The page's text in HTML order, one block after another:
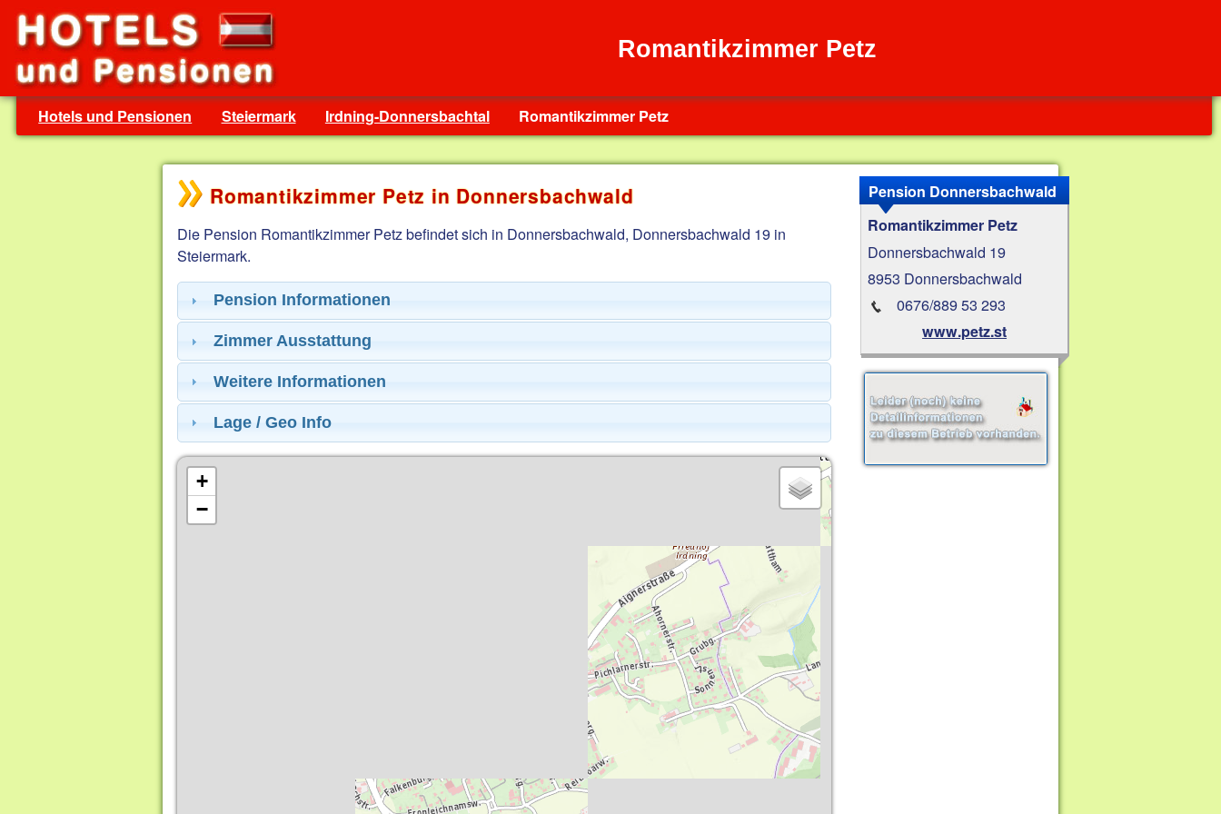
Romantikzimmer Petz
Hotels und Pensionen Steiermark Irdning-Donnersbachtal Romantikzimmer Petz
Romantikzimmer Petz in Donnersbachwald
Die Pension Romantikzimmer Petz befindet sich in Donnersbachwald, Donnersbachwald 19 in
Steiermark.
Pension Informationen
Zimmer Ausstattung
Weitere Informationen
Lage / Geo Info
+
−
Pension Donnersbachwald
Romantikzimmer Petz
Donnersbachwald 19
8953 Donnersbachwald
0676/889 53 293
www.petz.st